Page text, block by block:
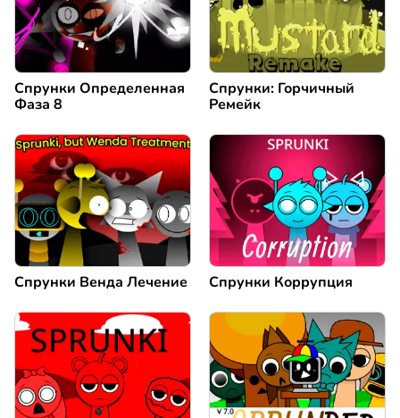
Спрунки Определенная
Фаза 8
Спрунки: Горчичный
Ремейк
Спрунки Венда Лечение Спрунки Коррупция